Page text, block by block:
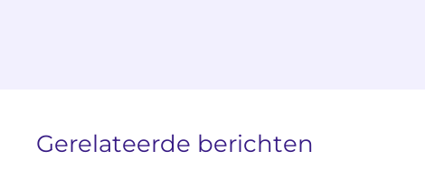
Gerelateerde berichten